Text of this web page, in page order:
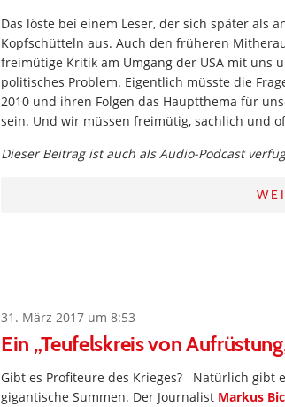
Das löste bei einem Leser, der sich später als
Kopfschütteln aus. Auch den früheren
freimütige Kritik am Umgang der USA mit uns
politisches Problem. Eigentlich müsste die
2010 und ihren Folgen das Hauptthema für
sein. Und wir müssen freimütig, sachlich und
Dieser Beitrag ist auch als Audio-Podcast
31. März 2017 um 8:53
Ein „Teufelskreis von
Gibt es Profiteure des Krieges? Natürlich gibt
gigantische Summen. Der Journalist Markus